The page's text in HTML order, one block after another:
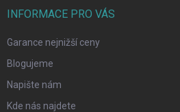
INFORMACE PRO VÁS
Garance nejnižší ceny
Blogujeme
Napište nám
Kde nás najdete